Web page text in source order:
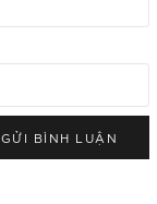
GỬI BÌNH LUẬN